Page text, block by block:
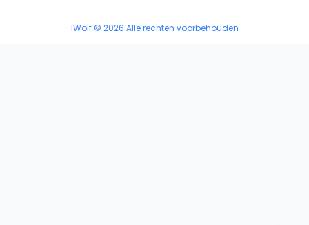
IWolf © 2026 Alle rechten voorbehouden